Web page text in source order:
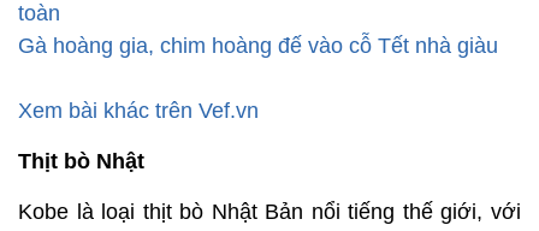
toàn
Gà hoàng gia, chim hoàng đế vào cỗ Tết nhà giàu
Xem bài khác trên Vef.vn
Thịt bò Nhật
Kobe là loại thịt bò Nhật Bản nổi tiếng thế giới, với